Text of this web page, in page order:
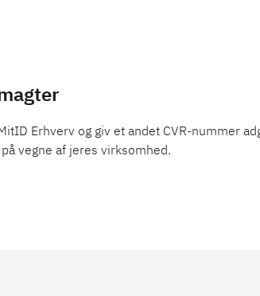
Erhverv og giv et andet CVR-nummer
vegne af jeres virksomhed.